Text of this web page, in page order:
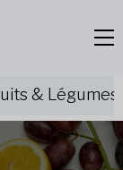
& Légumes